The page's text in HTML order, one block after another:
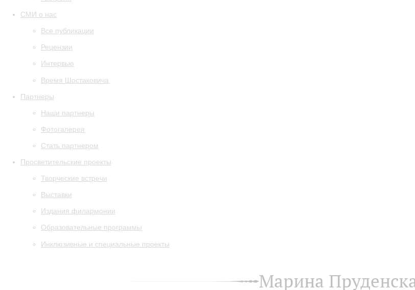
СМИ о нас
Все публикации
Рецензии
Интервью
Время Шостаковича
Партнеры
Наши партнеры
Фотогалерея
Стать партнером
Просветительские проекты
Творческие встречи
Выставки
Издания филармонии
Образовательные программы
Инклюзивные и специальные проекты
Марина